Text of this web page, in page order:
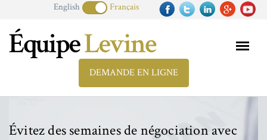
English Français
DEMANDE EN LIGNE
Évitez des semaines de négociation avec